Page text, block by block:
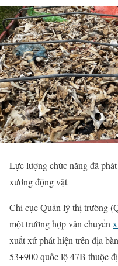
Lực lượng chức năng đã
xương động vật
Chi cục Quản lý thị trường
một trường hợp vận chuyển
xuất xứ phát hiện trên địa
53+900 quốc lộ 47B thuộc